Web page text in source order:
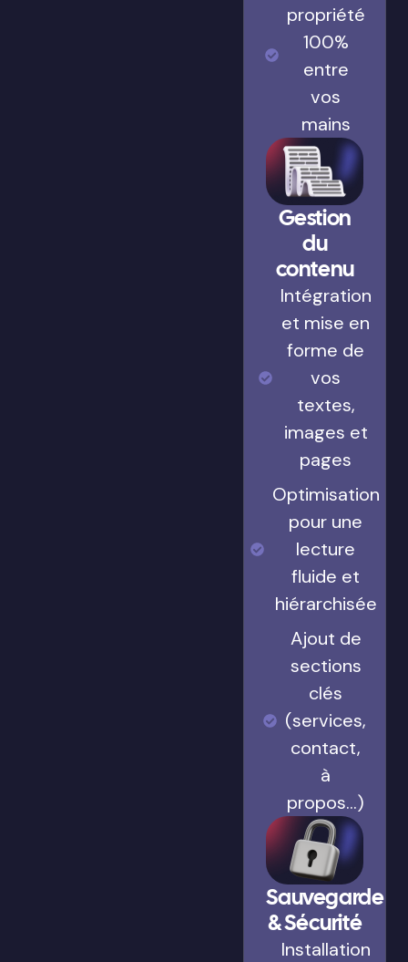
propriété
100%
entre
vos
mains
Gestion
du
contenu
Intégration
et mise en
forme de
vos
textes,
images et
pages
Optimisation
pour une
lecture
fluide et
hiérarchisée
Ajout de
sections
clés
(services,
contact,
à
propos…)
Sauvegarde
& Sécurité
Installation